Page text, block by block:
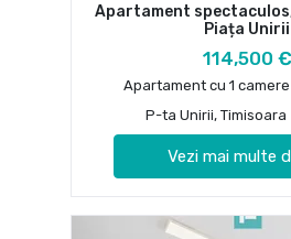
Apartament
Piața Unirii
114,500 €
Apartament cu 1
P-ta Unirii, Timisoara
Vezi mai multe